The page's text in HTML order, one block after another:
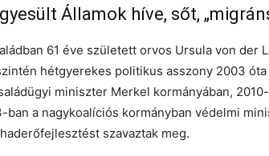
Államok híve, sőt,
61 éve született orvos Ursula von der
hétgyerekes politikus asszony 2003
miniszter Merkel kormányában,
ban a nagykoalíciós kormányban védelmi
szavaztak meg.